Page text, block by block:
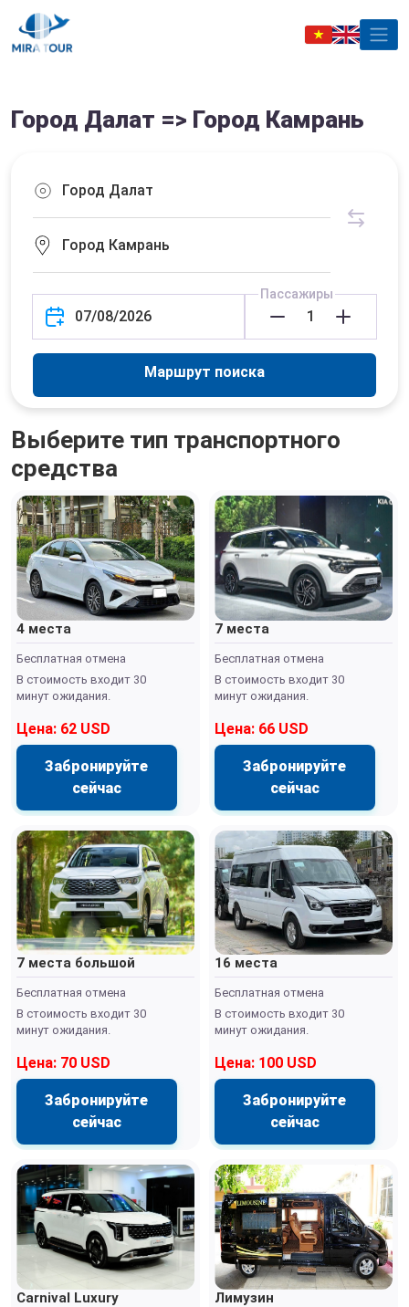
Город Далат => Город Камрань
Пассажиры
Маршрут поиска
Выберите тип транспортного
средства
4 места
Бесплатная отмена
В стоимость входит 30
минут ожидания.
Цена: 62 USD
Забронируйте
сейчас
7 места
Бесплатная отмена
В стоимость входит 30
минут ожидания.
Цена: 66 USD
Забронируйте
сейчас
7 места большой
Бесплатная отмена
В стоимость входит 30
минут ожидания.
Цена: 70 USD
Забронируйте
сейчас
16 места
Бесплатная отмена
В стоимость входит 30
минут ожидания.
Цена: 100 USD
Забронируйте
сейчас
Carnival Luxury Лимузин